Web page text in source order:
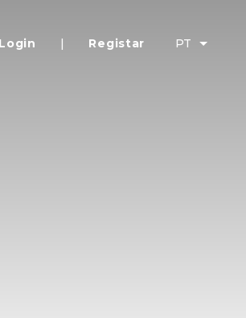
Login | Registar PT